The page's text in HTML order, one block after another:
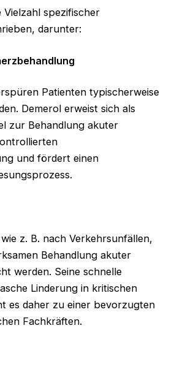
spezifischer
darunter:
Patienten typischerweise
Demerol erweist sich als
zur Behandlung akuter
und fördert einen
z. B. nach Verkehrsunfällen,
Behandlung akuter
werden. Seine schnelle
Linderung in kritischen
es daher zu einer bevorzugten
Fachkräften.